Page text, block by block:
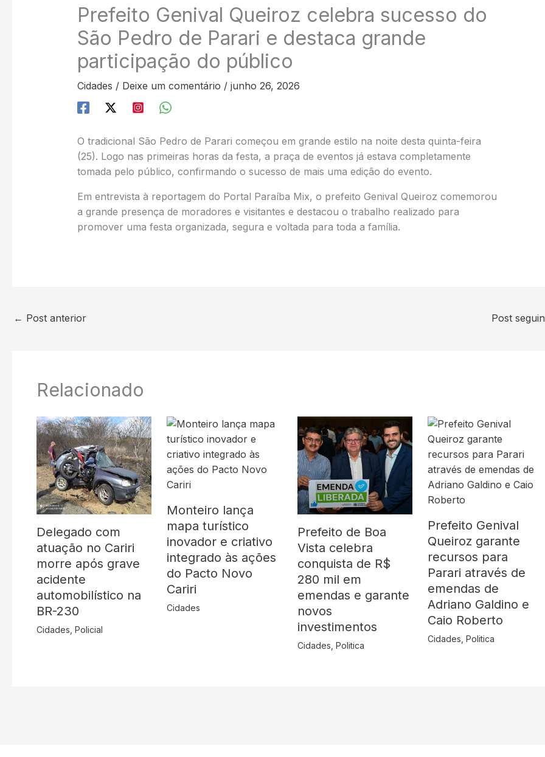
Prefeito Genival Queiroz celebra sucesso do
São Pedro de Parari e destaca grande
participação do público
Cidades / Deixe um comentário / junho 26, 2026
O tradicional São Pedro de Parari começou em grande estilo na noite desta quinta-feira
(25). Logo nas primeiras horas da festa, a praça de eventos já estava completamente
tomada pelo público, confirmando o sucesso de mais uma edição do evento.
Em entrevista à reportagem do Portal Paraíba Mix, o prefeito Genival Queiroz comemorou
a grande presença de moradores e visitantes e destacou o trabalho realizado para
promover uma festa organizada, segura e voltada para toda a família.
← Post anterior Post
Relacionado
Delegado com
atuação no Cariri
morre após grave
acidente
automobilístico na
BR-230
Cidades, Policial
Monteiro lança
mapa turístico
inovador e criativo
integrado às ações
do Pacto Novo
Cariri
Cidades
Prefeito de Boa
Vista celebra
conquista de R$
280 mil em
emendas e garante
novos
investimentos
Cidades, Politica
Prefeito Genival
Queiroz garante
recursos para
Parari através de
emendas de
Adriano Galdino e
Caio Roberto
Cidades ,Politica